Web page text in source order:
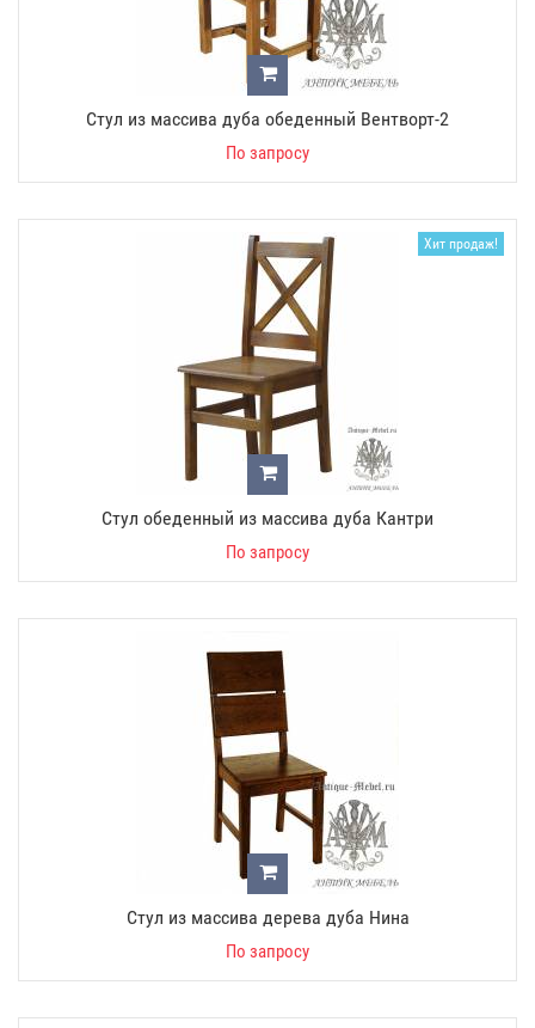
Стул из массива дуба обеденный Вентворт-2
По запросу
Хит продаж!
Стул обеденный из массива дуба Кантри
По запросу
Стул из массива дерева дуба Нина
По запросу